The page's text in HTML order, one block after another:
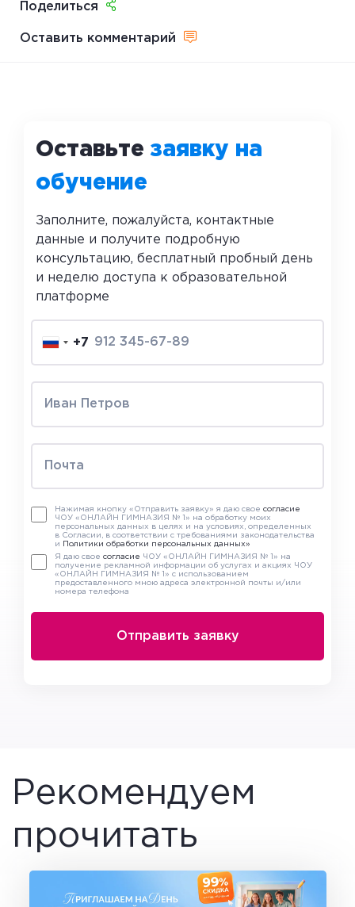
Поделиться
Оставить комментарий
Оставьтезаявку на
обучение
Заполните, пожалуйста, контактные
данные и получите подробную
консультацию, бесплатный пробный день
и неделю доступа к образовательной
платформе
+7
Нажимая кнопку «Отправить заявку» я даю свое согласие
ЧОУ «ОНЛАЙН ГИМНАЗИЯ № 1» на обработку моих
персональных данных в целях и на условиях, определенных
в Согласии, в соответствии с требованиями законодательства
и
Политики обработки персональных данных»
Я даю свое согласие ЧОУ «ОНЛАЙН ГИМНАЗИЯ № 1» на
получение рекламной информации об услугах и акциях ЧОУ
«ОНЛАЙН ГИМНАЗИЯ № 1» с использованием
предоставленного мною адреса электронной почты и/или
номера телефона
Рекомендуем
прочитать